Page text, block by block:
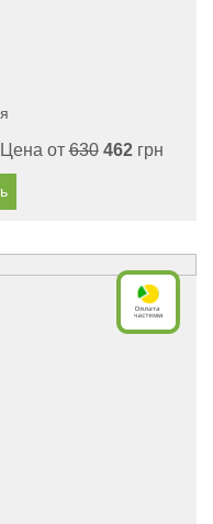
от630 462грн